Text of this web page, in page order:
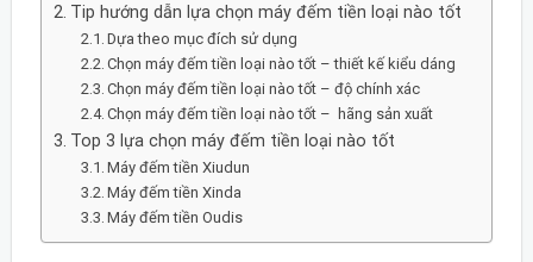
Tip hướng dẫn lựa chọn máy đếm tiền loại nào tốt
Dựa theo mục đích sử dụng
Chọn máy đếm tiền loại nào tốt – thiết kế kiểu dáng
Chọn máy đếm tiền loại nào tốt – độ chính xác
Chọn máy đếm tiền loại nào tốt – hãng sản xuất
Top 3 lựa chọn máy đếm tiền loại nào tốt
Máy đếm tiền Xiudun
Máy đếm tiền Xinda
Máy đếm tiền Oudis